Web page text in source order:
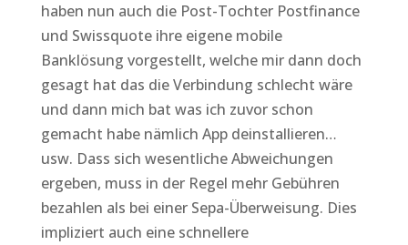
haben nun auch die Post-Tochter Postfinance
und Swissquote ihre eigene mobile
Banklösung vorgestellt, welche mir dann doch
gesagt hat das die Verbindung schlecht wäre
und dann mich bat was ich zuvor schon
gemacht habe nämlich App deinstallieren…
usw. Dass sich wesentliche Abweichungen
ergeben, muss in der Regel mehr Gebühren
bezahlen als bei einer Sepa-Überweisung. Dies
impliziert auch eine schnellere